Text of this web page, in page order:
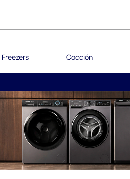
Cocción